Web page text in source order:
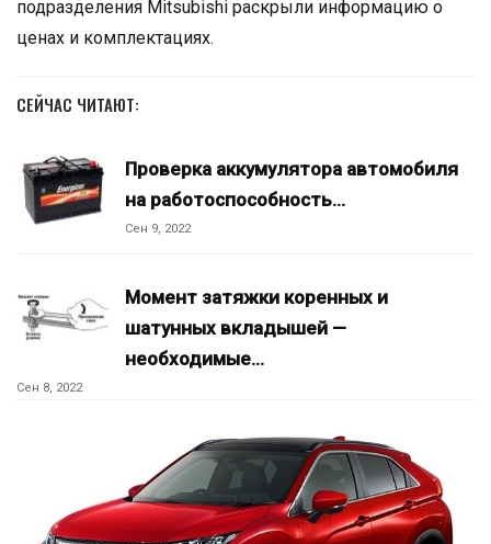
подразделения Mitsubishi раскрыли информацию о
ценах и комплектациях.
СЕЙЧАС ЧИТАЮТ:
Проверка аккумулятора автомобиля
на работоспособность…
Сен 9, 2022
Момент затяжки коренных и
шатунных вкладышей —
необходимые…
Сен 8, 2022